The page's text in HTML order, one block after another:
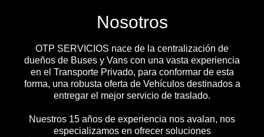
Nosotros
OTP SERVICIOS nace de la centralización de
dueños de Buses y Vans con una vasta experiencia
en el Transporte Privado, para conformar de esta
forma, una robusta oferta de Vehículos destinados a
entregar el mejor servicio de traslado.
Nuestros 15 años de experiencia nos avalan, nos
especializamos en ofrecer soluciones